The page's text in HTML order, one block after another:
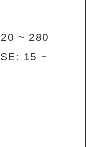
~ 280
15 ~